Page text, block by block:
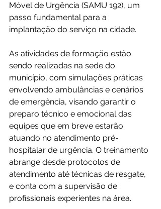
Móvel de Urgência (SAMU 192), um
passo fundamental para a
implantação do serviço na cidade.
As atividades de formação estão
sendo realizadas na sede do
município, com simulações práticas
envolvendo ambulâncias e cenários
de emergência, visando garantir o
preparo técnico e emocional das
equipes que em breve estarão
atuando no atendimento pré-
hospitalar de urgência. O treinamento
abrange desde protocolos de
atendimento até técnicas de resgate,
e conta com a supervisão de
profissionais experientes na área.